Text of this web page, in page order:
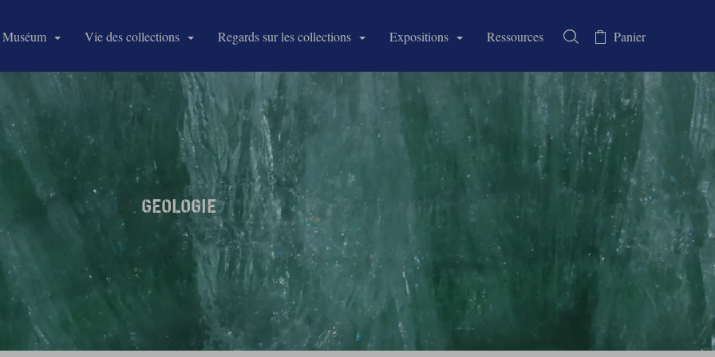
Vie des collections Regards sur les collections Expositions Ressources Rechercher dans la
Panier
GEOLOGIE